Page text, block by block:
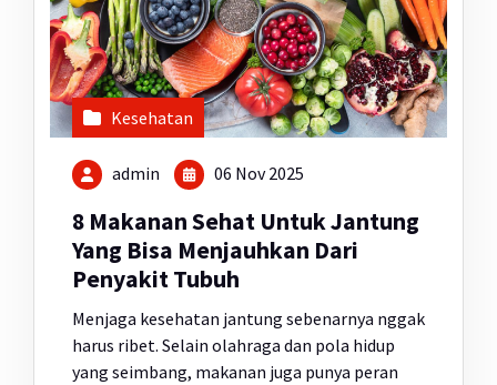
Kesehatan
admin 06 Nov 2025
8 Makanan Sehat Untuk Jantung
Yang Bisa Menjauhkan Dari
Penyakit Tubuh
Menjaga kesehatan jantung sebenarnya nggak
harus ribet. Selain olahraga dan pola hidup
yang seimbang, makanan juga punya peran